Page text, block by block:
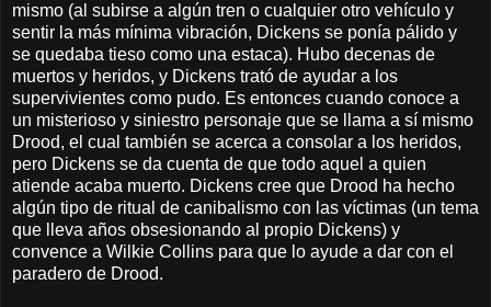
mismo (al subirse a algún tren o cualquier otro vehículo y
sentir la más mínima vibración, Dickens se ponía pálido y
se quedaba tieso como una estaca). Hubo decenas de
muertos y heridos, y Dickens trató de ayudar a los
supervivientes como pudo. Es entonces cuando conoce a
un misterioso y siniestro personaje que se llama a sí mismo
Drood, el cual también se acerca a consolar a los heridos,
pero Dickens se da cuenta de que todo aquel a quien
atiende acaba muerto. Dickens cree que Drood ha hecho
algún tipo de ritual de canibalismo con las víctimas (un tema
que lleva años obsesionando al propio Dickens) y
convence a Wilkie Collins para que lo ayude a dar con el
paradero de Drood.